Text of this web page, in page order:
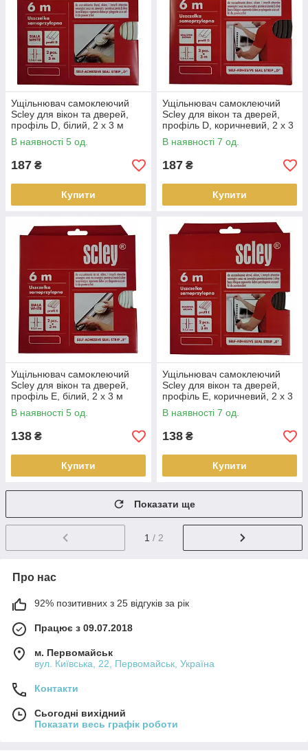
Ущільнювач самоклеючий
Scley для вікон та дверей,
профіль D, білий, 2 x 3 м
В наявності 5 од.
187 ₴
Купити
Ущільнювач самоклеючий
Scley для вікон та дверей,
профіль D, коричневий, 2 x 3
м
В наявності 7 од.
187 ₴
Купити
Ущільнювач самоклеючий
Scley для вікон та дверей,
профіль E, білий, 2 x 3 м
В наявності 5 од.
138 ₴
Купити
Ущільнювач самоклеючий
Scley для вікон та дверей,
профіль E, коричневий, 2 x 3
м
В наявності 7 од.
138 ₴
Купити
Показати ще
1 / 2
Про нас
92% позитивних з 25 відгуків за рік
Працює з 09.07.2018
м. Первомайськ
вул. Київська, 22, Первомайськ, Україна
Контакти
Сьогодні вихідний
Показати весь графік роботи